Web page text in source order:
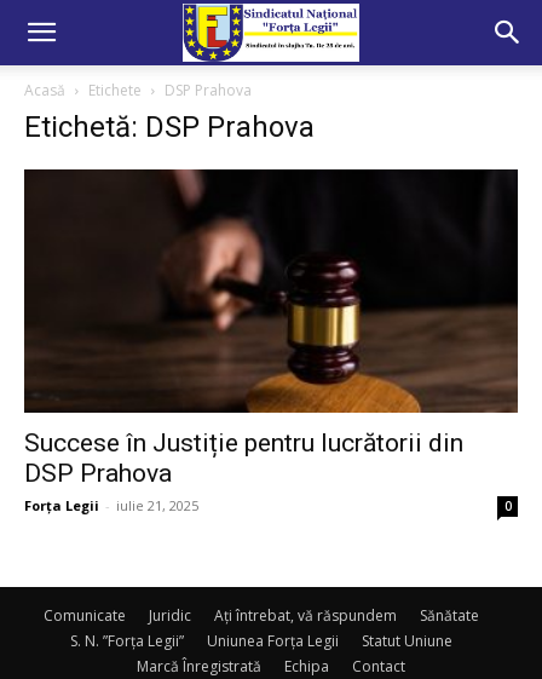
Acasă Etichete DSP Prahova
Etichetă: DSP Prahova
Succese în Justiție pentru lucrătorii din
DSP Prahova
Forța Legii - iulie 21, 2025 0
Comunicate Juridic Ați întrebat, vă răspundem
Sănătate
S. N. ”Forța Legii”
Uniunea Forța Legii
Statut Uniune
Marcă Înregistrată
Echipa Contact